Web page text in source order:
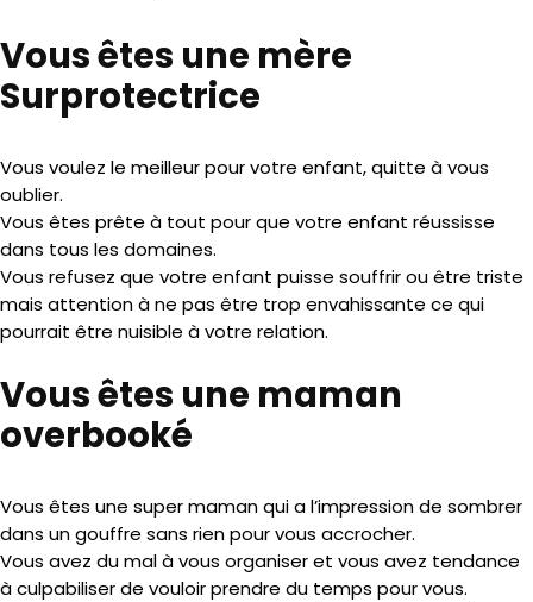
Vous êtes une mère
Surprotectrice
Vous voulez le meilleur pour votre enfant, quitte à vous
oublier.
Vous êtes prête à tout pour que votre enfant réussisse
dans tous les domaines.
Vous refusez que votre enfant puisse souffrir ou être triste
mais attention à ne pas être trop envahissante ce qui
pourrait être nuisible à votre relation.
Vous êtes une maman
overbooké
Vous êtes une super maman qui a l’impression de sombrer
dans un gouffre sans rien pour vous accrocher.
Vous avez du mal à vous organiser et vous avez tendance
à culpabiliser de vouloir prendre du temps pour vous.